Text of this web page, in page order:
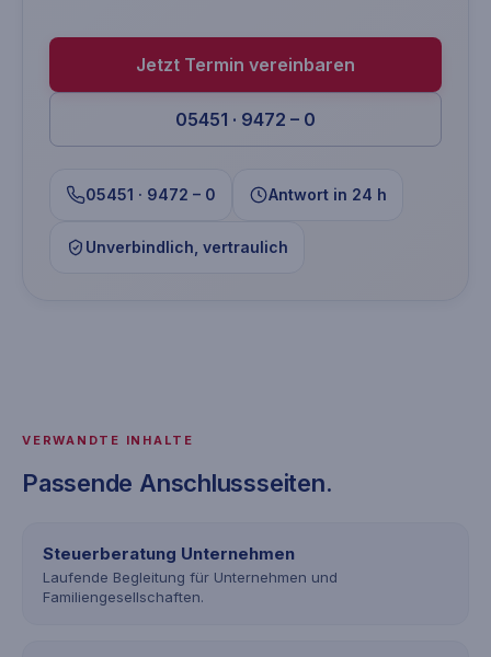
Jetzt Termin vereinbaren
05451 · 9472 – 0
05451 · 9472 – 0 Antwort in 24 h
Unverbindlich, vertraulich
VERWANDTE INHALTE
Passende Anschlussseiten.
Steuerberatung Unternehmen
Laufende Begleitung für Unternehmen und
Familiengesellschaften.